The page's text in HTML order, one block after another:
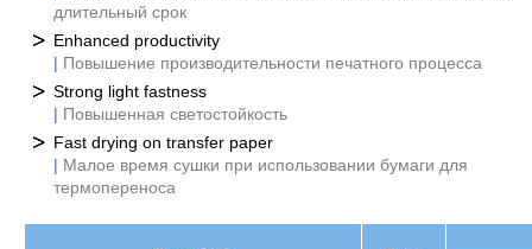
длительный срок
Enhanced productivity
| Повышение производительности печатного процесса
Strong light fastness
| Повышенная светостойкость
Fast drying on transfer paper
| Малое время сушки при использовании бумаги для
термопереноса